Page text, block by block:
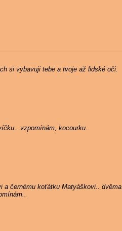
si vybavuji tebe a tvoje až lidské oči.
vzpomínám, kocourku..
a černému koťátku Matyáškovi.. dvěma